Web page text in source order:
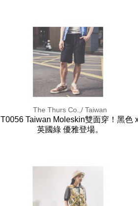
The Thurs Co.,/ Taiwan
T0056 Taiwan Moleskin雙面穿！黑色
英國綠 優雅登場。